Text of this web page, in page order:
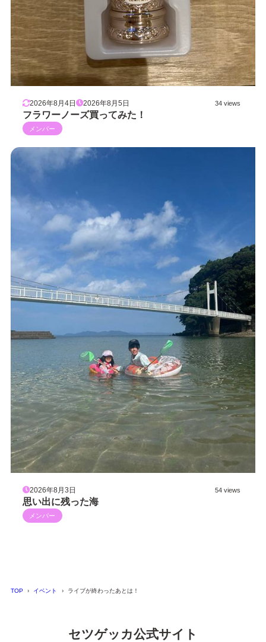
2026年8月4日 2026年8月5日 34 views
フラワーノーズ買ってみた！
メンバー
2026年8月3日 54 views
思い出に残った海
メンバー
TOP イベント ライブが終わったあとは！
セツゲッカ公式サイト